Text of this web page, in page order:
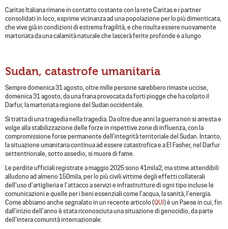
Caritas Italiana rimane in contatto costante con la rete Caritas e i partner
consolidati in loco, esprime vicinanza ad una popolazione per lo più dimenticata,
che vive già in condizioni di estrema fragilità, e che risulta essere nuovamente
martoriata da una calamità naturale che lascerà ferite profonde e a lungo
Sudan, catastrofe umanitaria
Sempre domenica 31 agosto, oltre mille persone sarebbero rimaste uccise,
domenica 31 agosto, da una frana provocata da forti piogge che ha colpito il
Darfur, la martoriata regione del Sudan occidentale.
Si tratta di una tragedia nella tragedia. Da oltre due anni la guerra non si arresta e
volge alla stabilizzazione delle forze in rispettive zone di influenza, con la
compromissione forse permanente dell’integrità territoriale del Sudan. Intanto,
la situazione umanitaria continua ad essere catastrofica e a El Fasher, nel Darfur
settentrionale, sotto assedio, si muore di fame.
Le perdite ufficiali registrate a maggio 2025 sono 41mila2, ma stime attendibili
alludono ad almeno 150mila, per lo più civili vittime degli effetti collaterali
dell’uso d’artiglieria e l’attacco a servizi e infrastrutture di ogni tipo incluse le
comunicazioni e quelle per i beni essenziali come l’acqua, la sanità, l’energia.
Come abbiamo anche segnalato in un recente articolo (QUI) è un Paese in cui, fin
dall’inizio dell’anno è stata riconosciuta una situazione di genocidio, da parte
dell’intera comunità internazionale.